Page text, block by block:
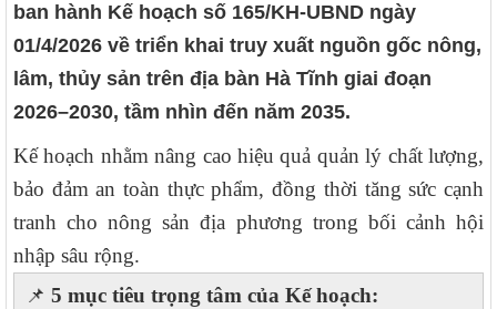
ban hành Kế hoạch số 165/KH-UBND ngày
01/4/2026 về triển khai truy xuất nguồn gốc nông,
lâm, thủy sản trên địa bàn Hà Tĩnh giai đoạn
2026–2030, tầm nhìn đến năm 2035.
Kế hoạch nhằm nâng cao hiệu quả quản lý chất lượng,
bảo đảm an toàn thực phẩm, đồng thời tăng sức cạnh
tranh cho nông sản địa phương trong bối cảnh hội
nhập sâu rộng.
📌 5 mục tiêu trọng tâm của Kế hoạch: